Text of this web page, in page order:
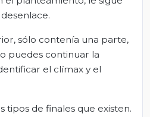
sólo contenía una parte,
puedes continuar la
el clímax y el
tipos de finales que existen.